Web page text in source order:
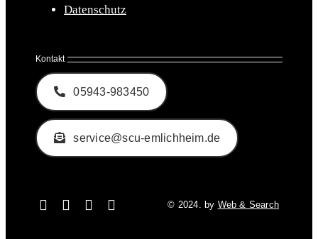
Datenschutz
Kontakt
05943-983450
service@scu-emlichheim.de
© 2024. by Web & Search